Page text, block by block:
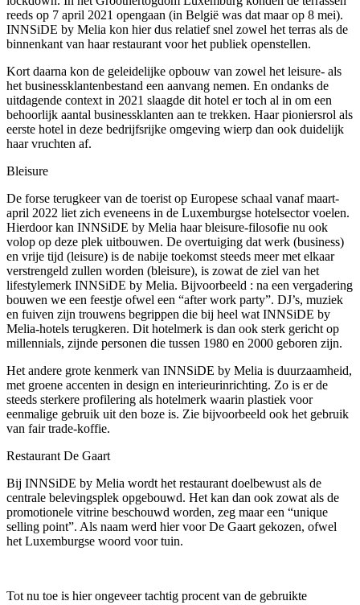
reeds op 7 april 2021 opengaan (in België was dat maar op 8 mei).
INNSiDE by Melia kon hier dus relatief snel zowel het terras als de
binnenkant van haar restaurant voor het publiek openstellen.
Kort daarna kon de geleidelijke opbouw van zowel het leisure- als
het businessklantenbestand een aanvang nemen. En ondanks de
uitdagende context in 2021 slaagde dit hotel er toch al in om een
behoorlijk aantal businessklanten aan te trekken. Haar pioniersrol als
eerste hotel in deze bedrijfsrijke omgeving wierp dan ook duidelijk
haar vruchten af.
Bleisure
De forse terugkeer van de toerist op Europese schaal vanaf maart-
april 2022 liet zich eveneens in de Luxemburgse hotelsector voelen.
Hierdoor kan INNSiDE by Melia haar bleisure-filosofie nu ook
volop op deze plek uitbouwen. De overtuiging dat werk (business)
en vrije tijd (leisure) is de nabije toekomst steeds meer met elkaar
verstrengeld zullen worden (bleisure), is zowat de ziel van het
lifestylemerk INNSiDE by Melia. Bijvoorbeeld : na een vergadering
bouwen we een feestje ofwel een “after work party”. DJ’s, muziek
en fuiven zijn trouwens begrippen die bij heel wat INNSiDE by
Melia-hotels terugkeren. Dit hotelmerk is dan ook sterk gericht op
millennials, zijnde personen die tussen 1980 en 2000 geboren zijn.
Het andere grote kenmerk van INNSiDE by Melia is duurzaamheid,
met groene accenten in design en interieurinrichting. Zo is er de
steeds sterkere profilering als hotelmerk waarin plastiek voor
eenmalige gebruik uit den boze is. Zie bijvoorbeeld ook het gebruik
van fair trade-koffie.
Restaurant De Gaart
Bij INNSiDE by Melia wordt het restaurant doelbewust als de
centrale belevingsplek opgebouwd. Het kan dan ook zowat als de
promotionele vitrine beschouwd worden, zeg maar een “unique
selling point”. Als naam werd hier voor De Gaart gekozen, ofwel
het Luxemburgse woord voor tuin.
Tot nu toe is hier ongeveer tachtig procent van de gebruikte